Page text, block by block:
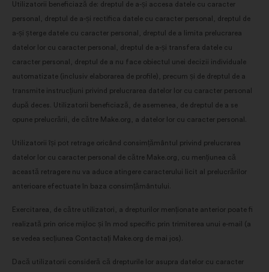
Utilizatorii beneficiază de: dreptul de a-și accesa datele cu caracter
personal, dreptul de a-și rectifica datele cu caracter personal, dreptul de
a-și șterge datele cu caracter personal, dreptul de a limita prelucrarea
datelor lor cu caracter personal, dreptul de a-și transfera datele cu
caracter personal, dreptul de a nu face obiectul unei decizii individuale
automatizate (inclusiv elaborarea de profile), precum și de dreptul de a
transmite instrucțiuni privind prelucrarea datelor lor cu caracter personal
după deces. Utilizatorii beneficiază, de asemenea, de dreptul de a se
opune prelucrării, de către Make.org, a datelor lor cu caracter personal.
Utilizatorii își pot retrage oricând consimțământul privind prelucrarea
datelor lor cu caracter personal de către Make.org, cu mențiunea că
această retragere nu va aduce atingere caracterului licit al prelucrărilor
anterioare efectuate în baza consimțământului.
Exercitarea, de către utilizatori, a drepturilor menționate anterior poate fi
realizată prin orice mijloc și în mod specific prin trimiterea unui e-mail (a
se vedea secțiunea Contactați Make.org de mai jos).
Dacă utilizatorii consideră că drepturile lor asupra datelor cu caracter